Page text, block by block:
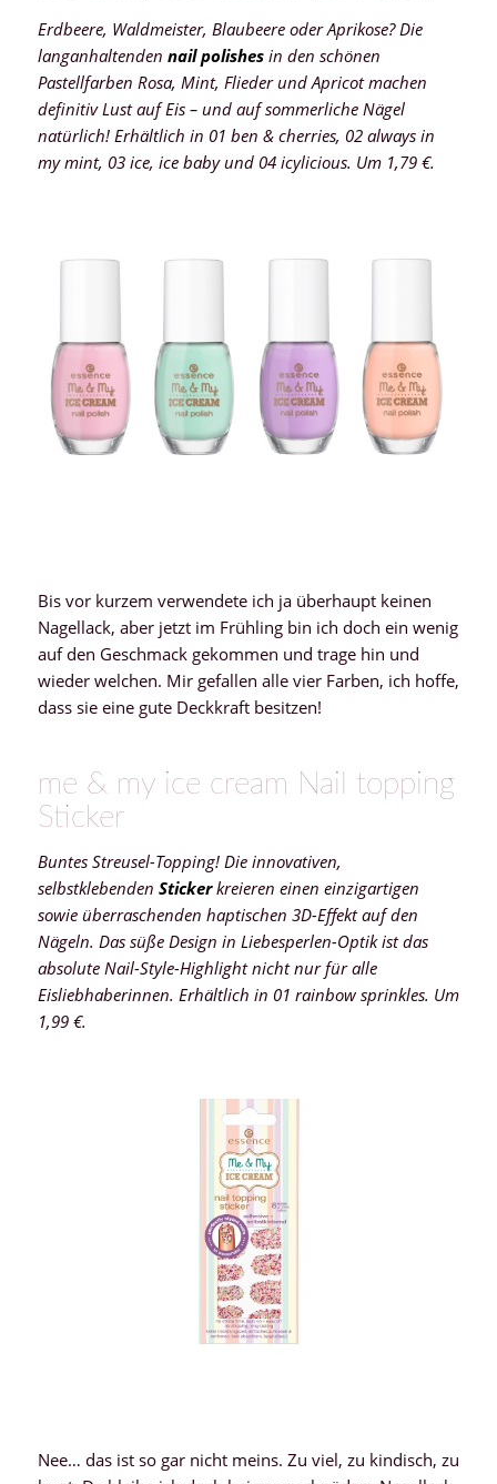
Erdbeere, Waldmeister, Blaubeere oder Aprikose? Die
langanhaltenden nail polishesin den schönen
Pastellfarben Rosa, Mint, Flieder und Apricot machen
definitiv Lust auf Eis – und auf sommerliche Nägel
natürlich! Erhältlich in 01 ben & cherries, 02 always in
my mint, 03 ice, ice baby und 04 icylicious. Um 1,79 €.
Bis vor kurzem verwendete ich ja überhaupt keinen
Nagellack, aber jetzt im Frühling bin ich doch ein wenig
auf den Geschmack gekommen und trage hin und
wieder welchen. Mir gefallen alle vier Farben, ich hoffe,
dass sie eine gute Deckkraft besitzen!
me & my ice cream Nail topping
Sticker
Buntes Streusel-Topping! Die innovativen,
selbstklebenden Stickerkreieren einen einzigartigen
sowie überraschenden haptischen 3D-Effekt auf den
Nägeln. Das süße Design in Liebesperlen-Optik ist das
absolute Nail-Style-Highlight nicht nur für alle
Eisliebhaberinnen. Erhältlich in 01 rainbow sprinkles. Um
1,99 €.
Nee… das ist so gar nicht meins. Zu viel, zu kindisch, zu